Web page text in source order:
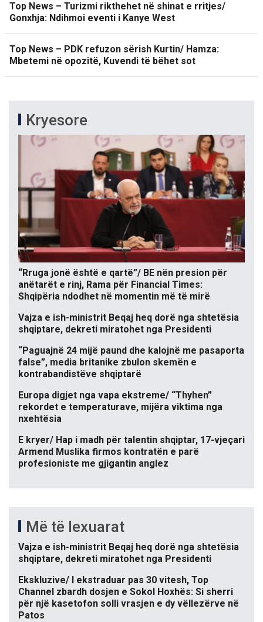
Top News – Turizmi rikthehet në shinat e rritjes/
Gonxhja: Ndihmoi eventi i Kanye West
Top News – PDK refuzon sërish Kurtin/ Hamza:
Mbetemi në opozitë, Kuvendi të bëhet sot
Kryesore
“Rruga jonë është e qartë”/ BE nën presion për
anëtarët e rinj, Rama për Financial Times:
Shqipëria ndodhet në momentin më të mirë
Vajza e ish-ministrit Beqaj heq dorë nga shtetësia
shqiptare, dekreti miratohet nga Presidenti
“Paguajnë 24 mijë paund dhe kalojnë me pasaporta
false”, media britanike zbulon skemën e
kontrabandistëve shqiptarë
Europa digjet nga vapa ekstreme/ “Thyhen”
rekordet e temperaturave, mijëra viktima nga
nxehtësia
E kryer/ Hap i madh për talentin shqiptar, 17-vjeçari
Armend Muslika firmos kontratën e parë
profesioniste me gjigantin anglez
Më të lexuarat
Vajza e ish-ministrit Beqaj heq dorë nga shtetësia
shqiptare, dekreti miratohet nga Presidenti
Ekskluzive/ I ekstraduar pas 30 vitesh, Top
Channel zbardh dosjen e Sokol Hoxhës: Si sherri
për një kasetofon solli vrasjen e dy vëllezërve në
Patos